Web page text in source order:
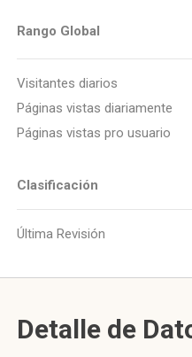
Rango Global
Visitantes diarios
Páginas vistas diariamente
Páginas vistas pro usuario
Clasificación
Última Revisión
Detalle de